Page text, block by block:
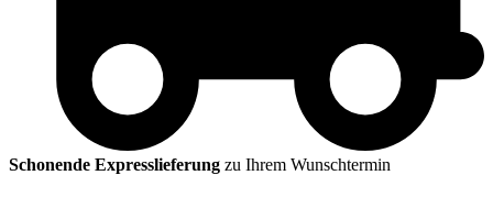
Schonende Expresslieferung zu Ihrem Wunschtermin